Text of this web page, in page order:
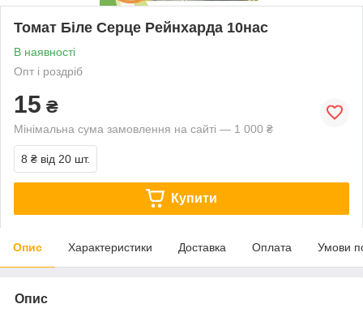
Томат Біле Серце Рейнхарда 10нас
В наявності
Опт і роздріб
15 ₴
Мінімальна сума замовлення на сайті — 1 000 ₴
8 ₴ від 20 шт.
Купити
Опис Характеристики Доставка Оплата Умови
Опис